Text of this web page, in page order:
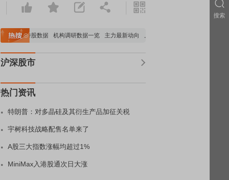
机构持股数据 机构调研数据一览 主力最新动向 上市公司限售股解禁一览
沪深股市
热门资讯
特朗普：对多晶硅及其衍生产品加征关税
宇树科技战略配售名单来了
A股三大指数涨幅均超过1%
MiniMax入港股通次日大涨
搜索